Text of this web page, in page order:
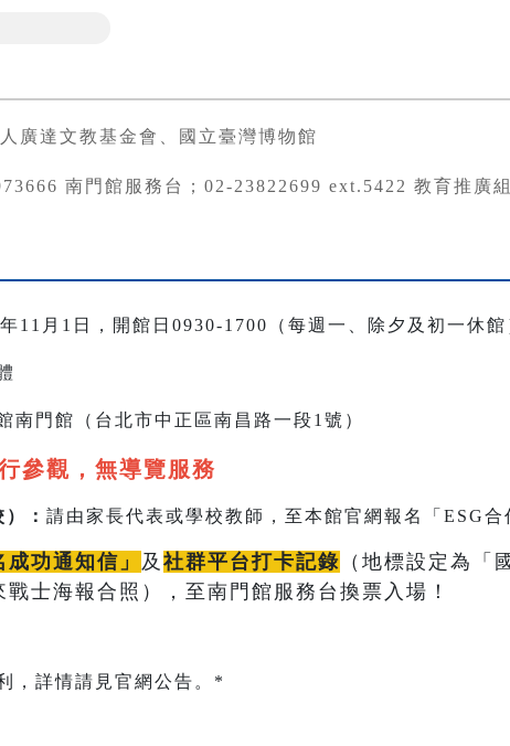
廣達文教基金會、國立臺灣博物館
南門館服務台；02-23822699 ext.5422 教育推廣
11月1日，開館日0930-1700（每週一、除夕及初一休館
南門館（台北市中正區南昌路一段1號）
參觀，無導覽服務
： 請由家長代表或學校教師，至本館官網報名「ESG
成功通知信」 及 社群平台打卡記錄 （地標設定為「
士海報合照），至南門館服務台換票入場！
，詳情請見官網公告。*